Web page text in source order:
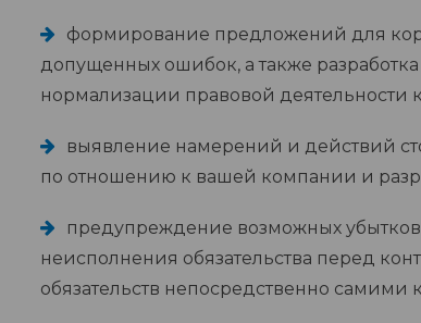
формирование предложений для
допущенных ошибок, а также
нормализации правовой деятельности
выявление намерений и действий
по отношению к вашей компании и
предупреждение возможных
неисполнения обязательства перед
обязательств непосредственно самими